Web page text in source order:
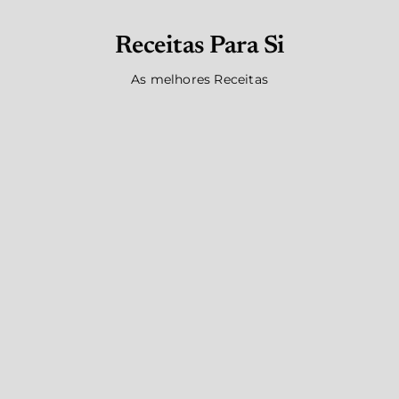
Receitas Para Si
As melhores Receitas